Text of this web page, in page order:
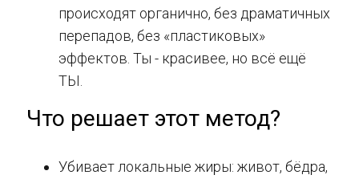
происходят органично, без драматичных
перепадов, без «пластиковых»
эффектов. Ты - красивее, но всё ещё
ТЫ.
Что решает этот метод?
Убивает локальные жиры: живот, бёдра,